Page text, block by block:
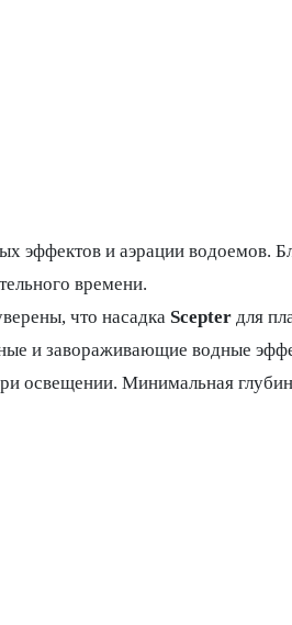
эффектов и аэрации водоемов.
времени.
что насадка Scepterдля
и завораживающие водные
освещении. Минимальная